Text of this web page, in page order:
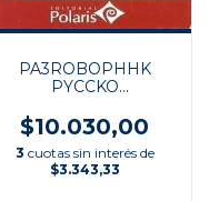
PA3ROBOPHHK
PYCCKO
$10.030,00
3 cuotas sin interés de
$3.343,33